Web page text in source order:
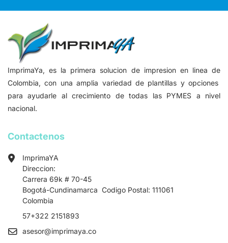
ImprimaYa, es la primera solucion de impresion en linea de
Colombia, con una amplia variedad de plantillas y opciones
para ayudarle al crecimiento de todas las PYMES a nivel
nacional.
Contactenos
ImprimaYA
Direccion:
Carrera 69k # 70-45
Bogotá-Cundinamarca Codigo Postal: 111061
Colombia
57+322 2151893
asesor@imprimaya.co